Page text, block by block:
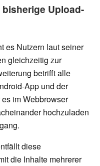
Upload-
es Nutzern laut seiner
gleichzeitig zur
betrifft alle
App und der
im Webbrowser
hochzuladen
diese
die Inhalte mehrerer